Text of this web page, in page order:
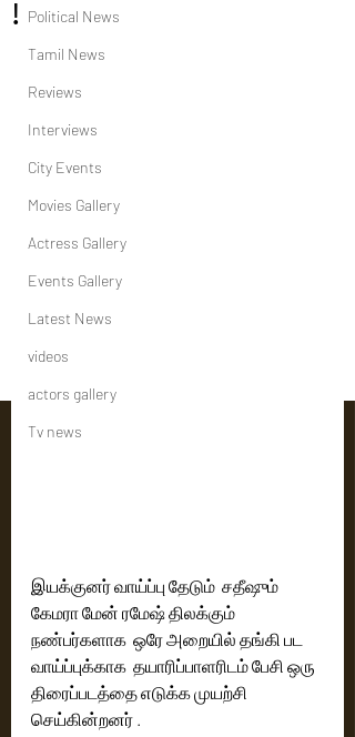
Political News
Tamil News
Reviews
Interviews
City Events
Movies Gallery
Actress Gallery
Events Gallery
Latest News
videos
actors gallery
Tv news
!
இயக்குனர் வாய்ப்பு தேடும்  சதீஷும்
கேமரா மேன் ரமேஷ் திலக்கும்
நண்பர்களாக  ஒரே அறையில் தங்கி பட
வாய்ப்புக்காக  தயாரிப்பாளரிடம் பேசி ஒரு
திரைப்படத்தை எடுக்க முயற்சி
செய்கின்றனர் .